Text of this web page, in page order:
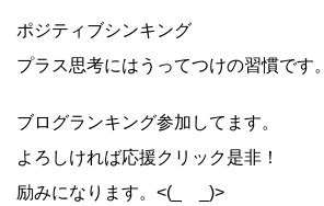
ポジティブシンキング
プラス思考にはうってつけの習慣です。
ブログランキング参加してます。
よろしければ応援クリック是非！
励みになります。<(_ _)>